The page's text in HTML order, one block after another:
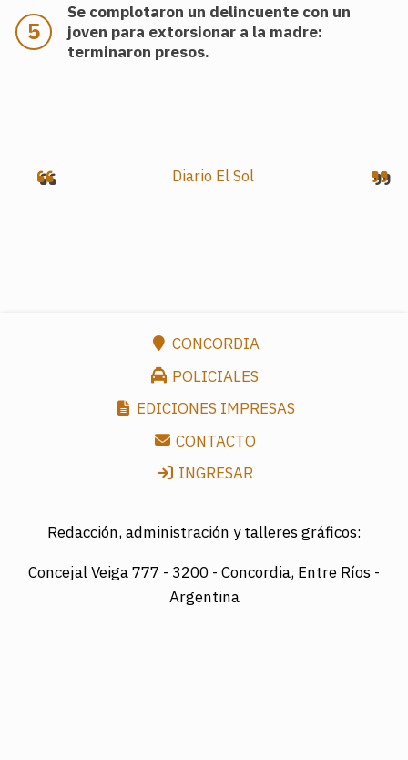
Se complotaron un delincuente con un
joven para extorsionar a la madre:
terminaron presos.
Diario El Sol
CONCORDIA
POLICIALES
EDICIONES IMPRESAS
CONTACTO
INGRESAR
Redacción, administración y talleres gráficos:
Concejal Veiga 777 - 3200 - Concordia, Entre Ríos -
Argentina